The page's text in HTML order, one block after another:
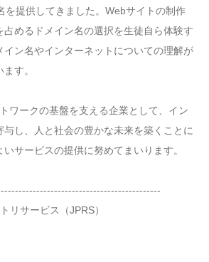
を提供してきました。Webサイトの制作
占めるドメイン名の選択を生徒自ら体験す
イン名やインターネットについての理解が
す。
ワークの基盤を支える企業として、イン
与し、人と社会の豊かな未来を築くことに
サービスの提供に努めてまいります。
リサービス（JPRS）